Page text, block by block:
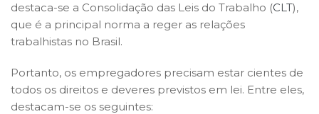
destaca-se a Consolidação das Leis do Trabalho (CLT),
que é a principal norma a reger as relações
trabalhistas no Brasil.
Portanto, os empregadores precisam estar cientes de
todos os direitos e deveres previstos em lei. Entre eles,
destacam-se os seguintes: